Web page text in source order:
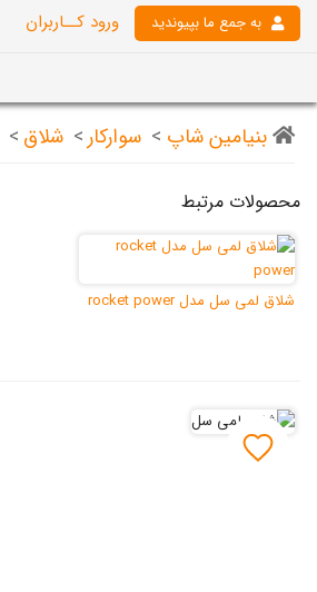
به جمع ما بپیوندید ورود کــاربران
بنیامین شاپ > سوارکار > شلاق >
محصولات مرتبط
شلاق لمی سل مدل rocket power